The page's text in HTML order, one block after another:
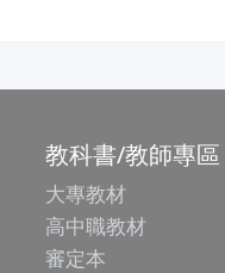
教科書/教師專區
大專教材
高中職教材
審定本